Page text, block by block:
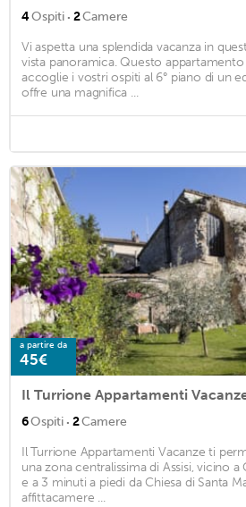
4Ospiti · 2Camere
Vi aspetta una splendida vacanza in
vista panoramica. Questo
accoglie i vostri ospiti al 6° piano di un
offre una magnifica ...
a partire da
45€
Il Turrione Appartamenti
6Ospiti · 2Camere
Il Turrione Appartamenti Vacanze ti
una zona centralissima di Assisi, vicino a
e a 3 minuti a piedi da Chiesa di Santa
affittacamere ...